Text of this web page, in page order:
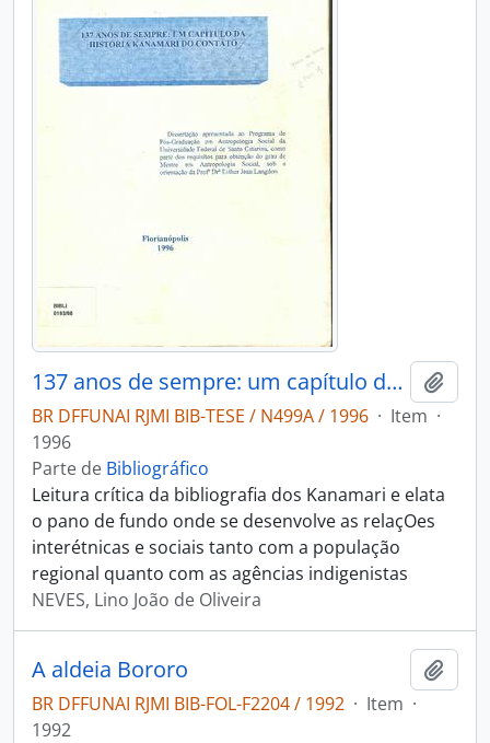
137 anos de sempre: um capítulo da história Kanamari do contato
BR DFFUNAI RJMI BIB-TESE / N499A / 1996 · Item ·
1996
Parte de Bibliográfico
Leitura crítica da bibliografia dos Kanamari e elata
o pano de fundo onde se desenvolve as relaçOes
interétnicas e sociais tanto com a população
regional quanto com as agências indigenistas
NEVES, Lino João de Oliveira
A aldeia Bororo
BR DFFUNAI RJMI BIB-FOL-F2204 / 1992 · Item ·
1992